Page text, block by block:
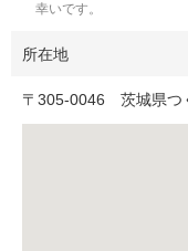
幸いです。
所在地
〒 305-0046 茨城県つ